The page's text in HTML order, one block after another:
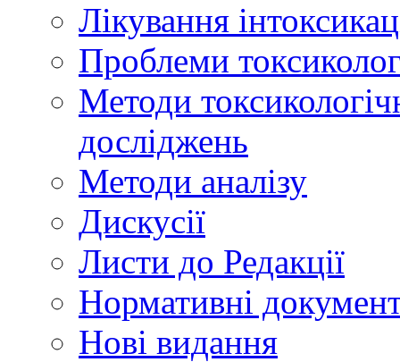
Лікування
Проблеми
Методи
досліджень
Методи аналізу
Дискусії
Листи до Редакції
Нормативні
Нові видання